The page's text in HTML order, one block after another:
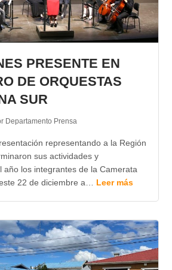
PRESENTE EN
DE ORQUESTAS
SUR
Departamento Prensa
representando a la Región
sus actividades y
año los integrantes de la Camerata
22 de diciembre a… Leer más